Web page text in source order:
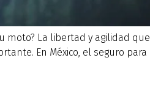
moto? La libertad y agilidad que
En México, el seguro para